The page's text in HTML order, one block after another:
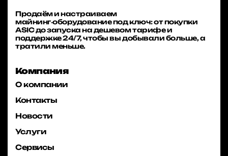
Продаём и настраиваем
майнинг‑оборудование под ключ: от покупки
ASIC до запуска на дешевом тарифе и
поддержке 24/7, чтобы вы добывали больше, а
тратили меньше.
Компания
О компании
Контакты
Новости
Услуги
Сервисы